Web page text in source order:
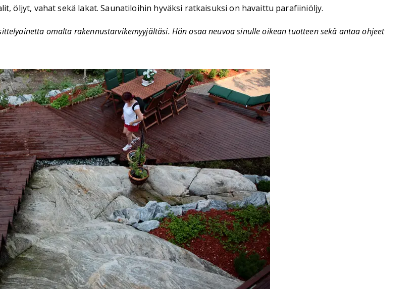
öljyt, vahat sekä lakat. Saunatiloihin hyväksi ratkaisuksi on havaittu parafiiniöljy.
omalta rakennustarvikemyyjältäsi. Hän osaa neuvoa sinulle oikean tuotteen sekä antaa ohjeet